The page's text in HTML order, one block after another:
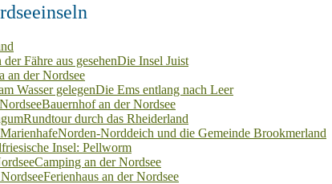
Die Insel Juist
an der Nordsee
Die Ems entlang nach Leer
Bauernhof an der Nordsee
Rundtour durch das Rheiderland
Norden-Norddeich und die Gemeinde Brookmerland
Insel: Pellworm
Camping an der Nordsee
Ferienhaus an der Nordsee